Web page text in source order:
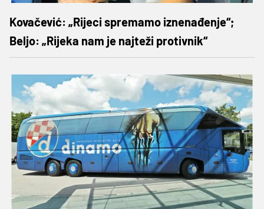
Kovačević: „Rijeci spremamo iznenađenje“;
Beljo: „Rijeka nam je najteži protivnik“